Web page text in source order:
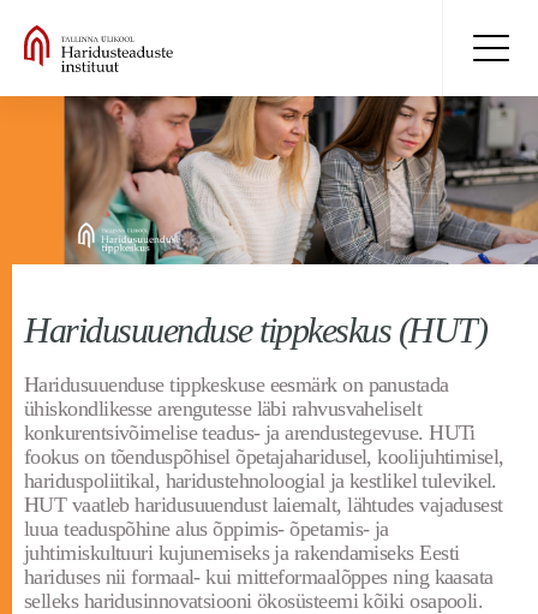
Haridusuuenduse tippkeskus (HUT)
Haridusuuenduse tippkeskuse eesmärk on panustada
ühiskondlikesse arengutesse läbi rahvusvaheliselt
konkurentsivõimelise teadus- ja arendustegevuse. HUTi
fookus on tõenduspõhisel õpetajaharidusel, koolijuhtimisel,
hariduspoliitikal, haridustehnoloogial ja kestlikel tulevikel.
HUT vaatleb haridusuuendust laiemalt, lähtudes vajadusest
luua teaduspõhine alus õppimis- õpetamis- ja
juhtimiskultuuri kujunemiseks ja rakendamiseks Eesti
hariduses nii formaal- kui mitteformaalõppes ning kaasata
selleks haridusinnovatsiooni ökosüsteemi kõiki osapooli.